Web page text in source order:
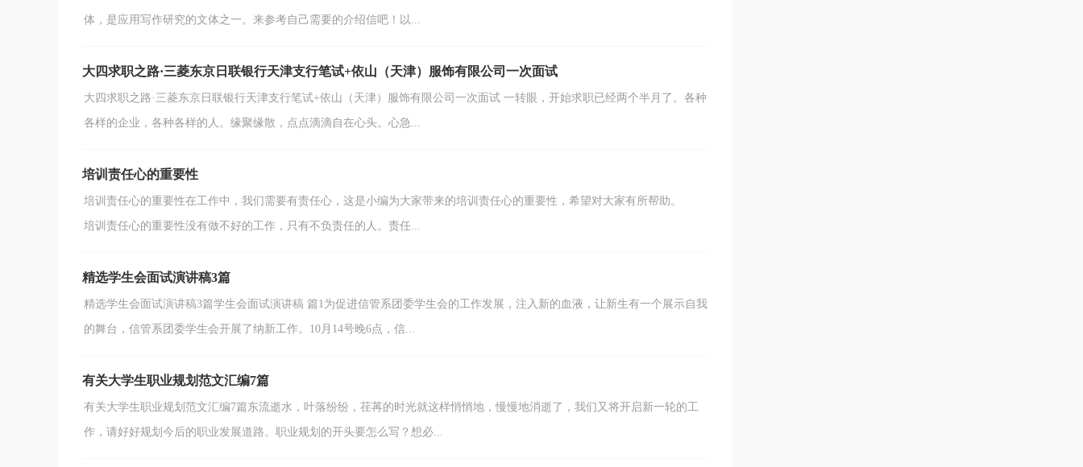
体，是应用写作研究的文体之一。来参考自己需要的介绍信吧！以...
大四求职之路·三菱东京日联银行天津支行笔试+依山（天津）服饰有限公司一次面试
大四求职之路·三菱东京日联银行天津支行笔试+依山（天津）服饰有限公司一次面试 一转眼，开始求职已经两个半月了。各种
各样的企业，各种各样的人。缘聚缘散，点点滴滴自在心头。心急...
培训责任心的重要性
培训责任心的重要性在工作中，我们需要有责任心，这是小编为大家带来的培训责任心的重要性，希望对大家有所帮助。
培训责任心的重要性没有做不好的工作，只有不负责任的人。责任...
精选学生会面试演讲稿3篇
精选学生会面试演讲稿3篇学生会面试演讲稿 篇1为促进信管系团委学生会的工作发展，注入新的血液，让新生有一个展示自我
的舞台，信管系团委学生会开展了纳新工作。10月14号晚6点，信...
有关大学生职业规划范文汇编7篇
有关大学生职业规划范文汇编7篇东流逝水，叶落纷纷，荏苒的时光就这样悄悄地，慢慢地消逝了，我们又将开启新一轮的工
作，请好好规划今后的职业发展道路。职业规划的开头要怎么写？想必...